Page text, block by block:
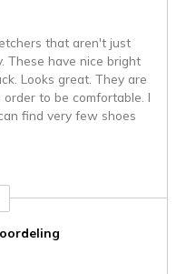
that aren't just
These have nice bright
Looks great. They are
to be comfortable. I
find very few shoes